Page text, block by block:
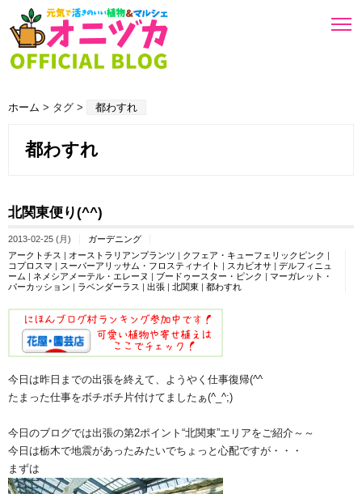
ホーム > タグ > 都わすれ
都わすれ
北関東便り(^^)
2013-02-25 (月)
ガーデニング
アークトチス | オーストラリアンプランツ | クフェア・キューフェリックピンク |
コプロスマ | スーパーアリッサム・フロスティナイト | スカビオサ | デルフィニュ
ーム | ネメシアメーテル・エレーヌ | ブードゥースター・ピンク | マーガレット・
パーカッション | ラベンダーラス | 出張 | 北関東 | 都わすれ
今日は昨日までの出張を終えて、ようやく仕事復帰(^^ゞ
たまった仕事をボチボチ片付けてましたぁ(^_^;)
今日のブログでは出張の第2ポイント“北関東”エリアをご紹介～～
今日は栃木で地震があったみたいでちょっと心配ですが・・・
まずは